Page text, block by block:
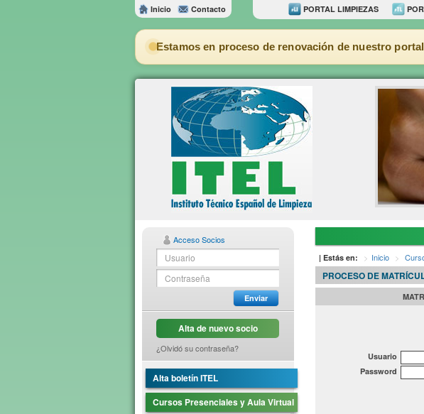
Inicio Contacto PORTAL LIMPIEZAS
Estamos en proceso de renovación de nuestro
Acceso Socios
Enviar
Alta de nuevo socio
¿Olvidó su contraseña?
Alta boletín ITEL
Cursos Presenciales y Aula Virtual
| Estás en: Inicio
PROCESO DE
Usuario
Password